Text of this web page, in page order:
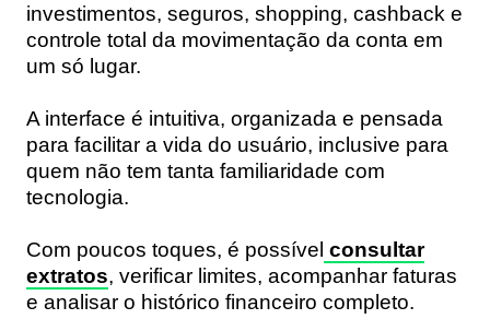
investimentos, seguros, shopping, cashback e
controle total da movimentação da conta em
um só lugar.
A interface é intuitiva, organizada e pensada
para facilitar a vida do usuário, inclusive para
quem não tem tanta familiaridade com
tecnologia.
Com poucos toques, é possível consultar
extratos, verificar limites, acompanhar faturas
e analisar o histórico financeiro completo.